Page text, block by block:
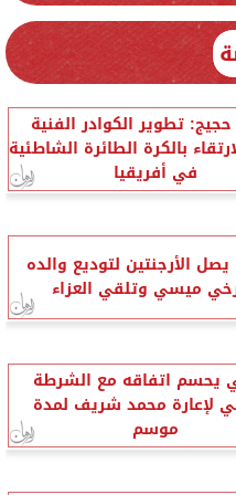
تطوير الكوادر الفنية
بالكرة الطائرة الشاطئية
في أفريقيا
الأرجنتين لتوديع والده
ميسي وتلقي العزاء
يحسم اتفاقه مع الشرطة
لإعارة محمد شريف لمدة
موسم